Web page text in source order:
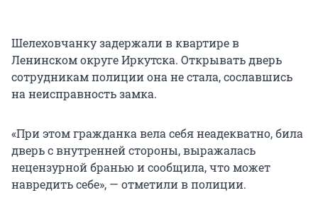
Шелеховчанку задержали в квартире в
Ленинском округе Иркутска. Открывать дверь
сотрудникам полиции она не стала, сославшись
на неисправность замка.
«При этом гражданка вела себя неадекватно, била
дверь с внутренней стороны, выражалась
нецензурной бранью и сообщила, что может
навредить себе», — отметили в полиции.